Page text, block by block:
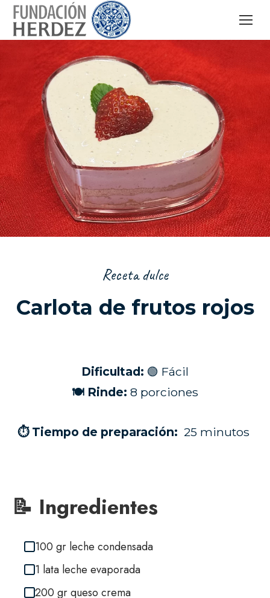
Receta dulce
Carlota de frutos rojos
Dificultad: 🟢 Fácil
🍽 Rinde: 8 porciones
⏱ Tiempo de preparación: 25 minutos
📝 Ingredientes
100 gr leche condensada
1 lata leche evaporada
200 gr queso crema